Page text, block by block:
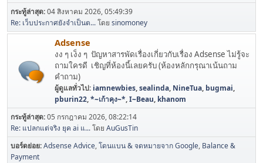
กระทู้ล่าสุด:04 สิงหาคม 2026, 05:49:39
Re: เว็บประกาศยังจำเป็นต...โดย sinomoney
Adsense
งง ๆ เง็ง ๆ ปัญหาสารพัดเรื่องเกี่ยวกับเรื่อง Adsense ไม่รู้จะ
ถามใครดี เชิญที่ห้องนี้เลยครับ (ห้องหลักกรุณาเน้นถาม
คำถาม)
ผู้ดูแลทั่วไป: iamnewbies,sealinda, NineTua, bugmai,
pburin22,*~เก้าคุง~*,I~Beau, khanom
กระทู้ล่าสุด:05 กรกฎาคม 2026, 08:22:14
Re: แปลกแต่จริง ยุค ai แ...โดย AuGusTin
บอร์ดย่อย Adsense Advice โดนแบน & จดหมายจาก Google Balance &
Payment